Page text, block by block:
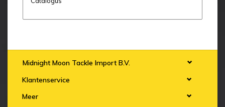
Midnight Moon Tackle Import B.V.
Klantenservice
Meer